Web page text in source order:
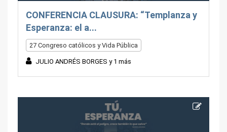
CONFERENCIA CLAUSURA: “Templanza y
Esperanza: el a...
27 Congreso católicos y Vida Pública
JULIO ANDRÉS BORGES y 1 más